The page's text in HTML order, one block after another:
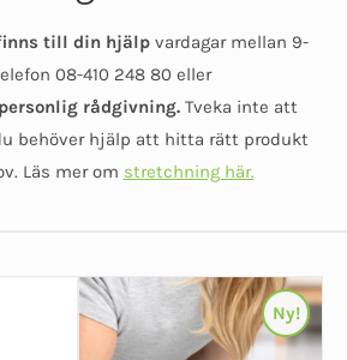
till din hjälp vardagar mellan 9-
08-410 248 80 eller
personlig rådgivning.Tveka inte att
behöver hjälp att hitta rätt produkt
Läs mer om stretchning här.
Ny!